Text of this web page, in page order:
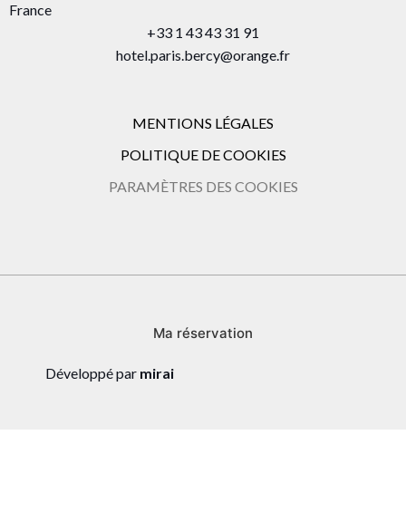
France
+33 1 43 43 31 91
hotel.paris.bercy@orange.fr
MENTIONS LÉGALES
POLITIQUE DE COOKIES
PARAMÈTRES DES COOKIES
Ma réservation
Développé par mirai